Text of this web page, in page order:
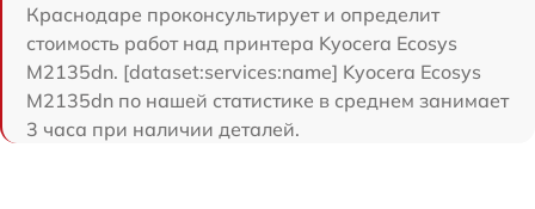
Краснодаре проконсультирует и определит
стоимость работ над принтера Kyocera Ecosys
M2135dn. [dataset:services:name] Kyocera Ecosys
M2135dn по нашей статистике в среднем занимает
3 часа при наличии деталей.